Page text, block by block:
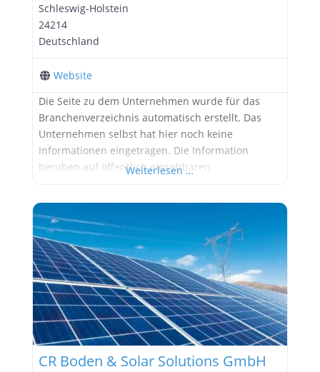
Schleswig-Holstein
24214
Deutschland
Website
Die Seite zu dem Unternehmen wurde für das
Branchenverzeichnis automatisch erstellt. Das
Unternehmen selbst hat hier noch keine
Informationen eingetragen. Die Information
beruhen auf öffentlich einsehbaren
Weiterlesen …
CR Boden & Solar Solutions GmbH